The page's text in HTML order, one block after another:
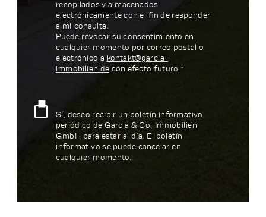
recopilados y almacenados
electrónicamente con el fin de responder
a mi consulta.
Puede revocar su consentimiento en
cualquier momento por correo postal o
electrónico a kontakt@garcia-
immobilien.de con efecto futuro.*
Sí, deseo recibir un boletín informativo
periódico de Garcia & Co. Immobilien
GmbH para estar al día. El boletín
informativo se puede cancelar en
cualquier momento.